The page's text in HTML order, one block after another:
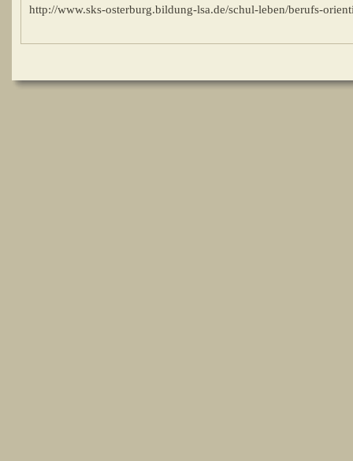
http://www.sks-osterburg.bildung-lsa.de/schul-leben/berufs-